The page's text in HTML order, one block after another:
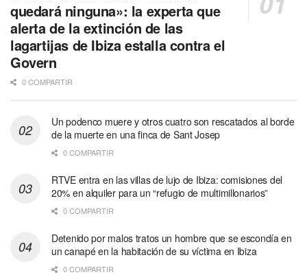
quedará ninguna»: la experta que
alerta de la extinción de las
lagartijas de Ibiza estalla contra el
Govern
0 COMPARTIR
Un podenco muere y otros cuatro son rescatados al borde
de la muerte en una finca de Sant Josep
0 COMPARTIR
RTVE entra en las villas de lujo de Ibiza: comisiones del
20% en alquiler para un “refugio de multimillonarios”
0 COMPARTIR
Detenido por malos tratos un hombre que se escondía en
un canapé en la habitación de su víctima en Ibiza
0 COMPARTIR